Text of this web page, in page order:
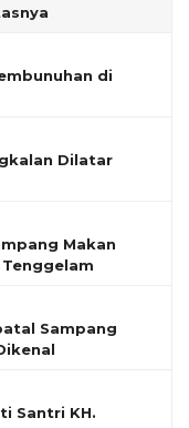
di
Dilatar
Makan
Sampang
Santri KH.